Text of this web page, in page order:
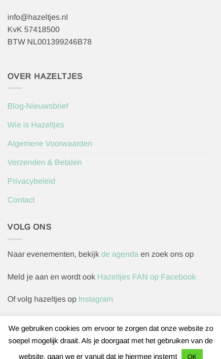
info@hazeltjes.nl
KvK 57418500
BTW NL001399246B78
OVER HAZELTJES
Blog-Nieuwsbrief
Wie is Hazeltjes
Algemene Voorwaarden
Verzenden & Betalen
Privacybeleid
Contact
VOLG ONS
Naar evenementen, bekijk de agenda en zoek ons op
Meld je aan en wordt ook Hazeltjes FAN op Facebook
Of volg hazeltjes op Instagram
Herroepingsverzoek indienen
We gebruiken cookies om ervoor te zorgen dat onze website zo
soepel mogelijk draait. Als je doorgaat met het gebruiken van de
website, gaan we er vanuit dat je hiermee instemt
OK